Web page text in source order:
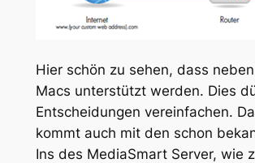
Hier schön zu sehen, dass
Macs unterstützt werden. Dies
Entscheidungen vereinfachen.
kommt auch mit den schon
Ins des MediaSmart Server, wie